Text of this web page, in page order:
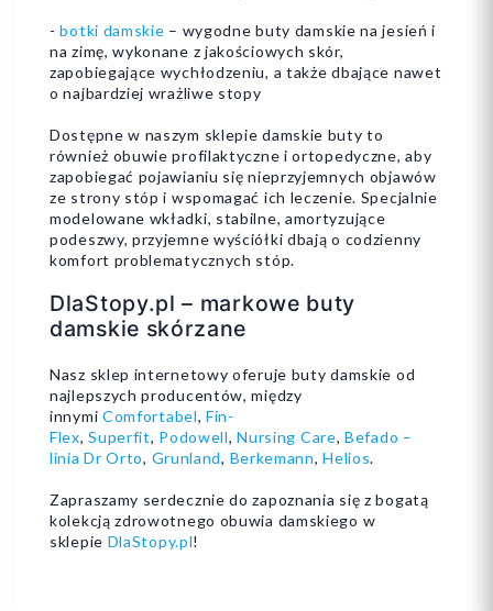
-botki damskie – wygodne buty damskie na jesień i
na zimę, wykonane z jakościowych skór,
zapobiegające wychłodzeniu, a także dbające nawet
o najbardziej wrażliwe stopy
Dostępne w naszym sklepie damskie buty to
również obuwie profilaktyczne i ortopedyczne, aby
zapobiegać pojawianiu się nieprzyjemnych objawów
ze strony stóp i wspomagać ich leczenie. Specjalnie
modelowane wkładki, stabilne, amortyzujące
podeszwy, przyjemne wyściółki dbają o codzienny
komfort problematycznych stóp.
DlaStopy.pl – markowe buty
damskie skórzane
Nasz sklep internetowy oferuje buty damskie od
najlepszych producentów, między
innymi Comfortabel,Fin-
Flex,Superfit, Podowell,Nursing Care,Befado –
linia Dr Orto, Grunland, Berkemann,Helios.
Zapraszamy serdecznie do zapoznania się z bogatą
kolekcją zdrowotnego obuwia damskiego w
sklepie DlaStopy.pl!